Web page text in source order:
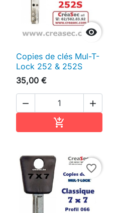

Copies de clés Mul-T-
Lock 252 & 252S
35,00 €
 
 Ajouter au
favorite_border